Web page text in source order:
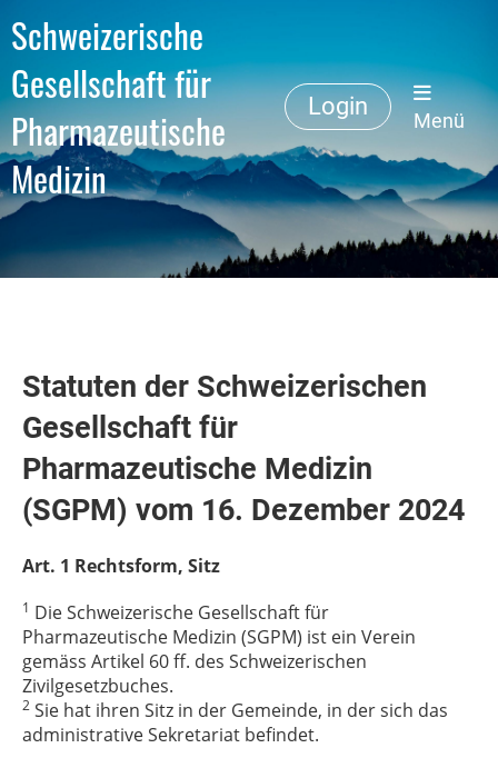
Schweizerische
Gesellschaft für
Pharmazeutische
Medizin
Login
Menü
Statuten der Schweizerischen
Gesellschaft für
Pharmazeutische Medizin
(SGPM) vom 16. Dezember 2024
Art. 1 Rechtsform, Sitz
1 Die Schweizerische Gesellschaft für
Pharmazeutische Medizin (SGPM) ist ein Verein
gemäss Artikel 60 ff. des Schweizerischen
Zivilgesetzbuches.
2 Sie hat ihren Sitz in der Gemeinde, in der sich das
administrative Sekretariat befindet.